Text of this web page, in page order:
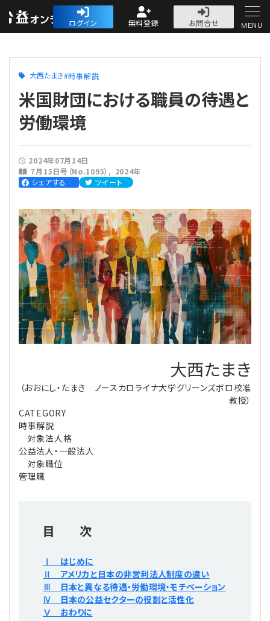
公益・一般法人オ
ログイン 無料登録
お問合せ
人気記事
法人運営
法人運営
理事会
評議員会・社員総会
理事・監事
評議員
定款関連
法改正-法人運営
会計・税務
会計・税務
定期提出書類
会計処理
寄附
インボイス
電子帳簿保存法
労務
労務
労務管理
給与計算
法務
法務
利益相反取引
法改正-法務
経営
経営
IT
連載
論壇
カレンダー
NEWS・TOPIC・特報
【連載】公益法人会計検定試験一問一答
【連載】公益法人のための「新公益信託」活用戦略
【連載】これからの時代の資産運用
【連載】採用・定着・育成のための人事戦略
【連載】事例に学ぶ立入検査で想定される指摘事項
【連載】事務局だよりPLUS
【連載】テーマで紐解く逆引きガイドライン
公益・一般法人オンラインとは
登録案内
MENU
大西たまき 時事解説
米国財団における職員の待遇と
労働環境
2024年07月14日
７月15日号（No.1095）
2024年
シェアする
ツイート
大西たまき
（おおにし・たまき ノースカロライナ大学グリーンズボロ校准
教授）
CATEGORY
時事解説
対象法人格
公益法人・一般法人
対象職位
管理職
目 次
Ⅰ はじめに
Ⅱ アメリカと日本の非営利法人制度の違い
Ⅲ 日本と異なる待遇・労働環境・モチベーション
Ⅳ 日本の公益セクターの役割と活性化
Ⅴ おわりに